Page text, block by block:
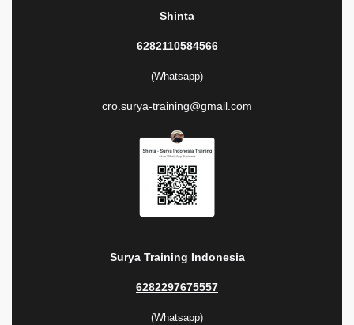
Shinta
6282110584566
(Whatsapp)
cro.surya-training@gmail.com
Surya Training Indonesia
6282297675557
(Whatsapp)